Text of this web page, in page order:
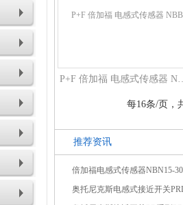
P+F 倍加福 电感式传感器
每16条/页，
推荐资讯